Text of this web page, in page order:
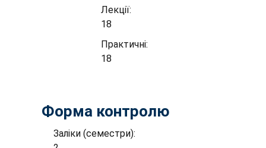
Лекції:
18
Практичні:
18
Форма контролю
Заліки (семестри):